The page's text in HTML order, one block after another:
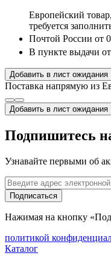
Европейский
требуется
Почтой России от
В пункте выдачи
Добавить в лист ожидания
Поставка напрямую из
Добавить в лист ожидания
Подпишитесь
Узнавайте первыми об
Подписаться
Нажимая на кнопку
политикой
Каталог